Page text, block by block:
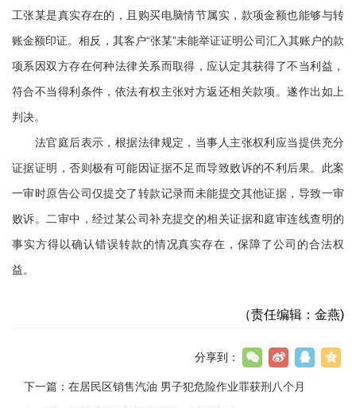
工张某是真实存在的，且购买电脑情节属实，款项金额也能够与转
账金额印证。相反，其客户“张某”未能举证证明公司汇入其账户的款
项系因双方存在何种法律关系而取得，应认定其获得了不当利益，
符合不当得利条件，依法有权主张对方返还相关款项。遂作出如上
判决。
法官庭后表示，根据法律规定，当事人主张权利应当提供充分
证据证明，否则极有可能因证据不足而导致败诉的不利后果。此案
一审时原告公司仅提交了转款记录而未能提交其他证据，导致一审
败诉。二审中，经过某公司补充提交的相关证据和庭审连线查明的
事实方得以确认错误转款的情况真实存在，保障了公司的合法权
益。
（责任编辑：金燕)
分享到：
下一篇： 在居民区销售汽油 男子犯危险作业罪获刑八个月